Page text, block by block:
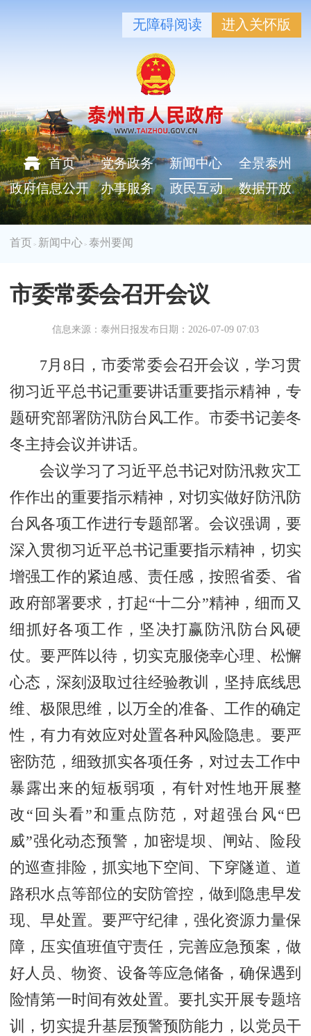
无障碍阅读 进入关怀版
首页 党务政务 新闻中心
全景泰州
政府信息公开
办事服务 政民互动 数据开放
首页 > 新闻中心 >泰州要闻
市委常委会召开会议
信息来源：泰州日报发布日期：2026-07-09 07:03
7月8日，市委常委会召开会议，学习贯
彻习近平总书记重要讲话重要指示精神，专
题研究部署防汛防台风工作。市委书记姜冬
冬主持会议并讲话。
会议学习了习近平总书记对防汛救灾工
作作出的重要指示精神，对切实做好防汛防
台风各项工作进行专题部署。会议强调，要
深入贯彻习近平总书记重要指示精神，切实
增强工作的紧迫感、责任感，按照省委、省
政府部署要求，打起“十二分”精神，细而又
细抓好各项工作，坚决打赢防汛防台风硬
仗。要严阵以待，切实克服侥幸心理、松懈
心态，深刻汲取过往经验教训，坚持底线思
维、极限思维，以万全的准备、工作的确定
性，有力有效应对处置各种风险隐患。要严
密防范，细致抓实各项任务，对过去工作中
暴露出来的短板弱项，有针对性地开展整
改“回头看”和重点防范，对超强台风“巴
威”强化动态预警，加密堤坝、闸站、险段
的巡查排险，抓实地下空间、下穿隧道、道
路积水点等部位的安防管控，做到隐患早发
现、早处置。要严守纪律，强化资源力量保
障，压实值班值守责任，完善应急预案，做
好人员、物资、设备等应急储备，确保遇到
险情第一时间有效处置。要扎实开展专题培
训，切实提升基层预警预防能力，以党员干